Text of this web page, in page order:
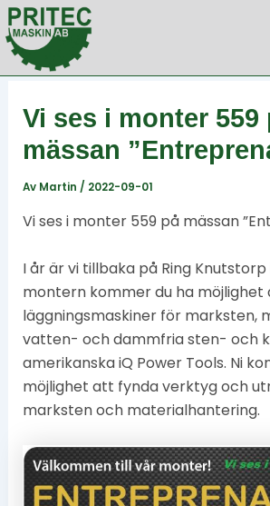
Hoppa
till
innehåll
Vi ses i monter 559
mässan
Av Martin / 2022-09-01
Vi ses i monter 559 på mässan
I år är vi tillbaka på Ring Knutstorp
montern kommer du ha
läggningsmaskiner för marksten,
vatten- och dammfria sten- och
amerikanska iQ Power Tools. Ni
möjlighet att fynda verktyg och
marksten och materialhantering.
Inläggsnavigering